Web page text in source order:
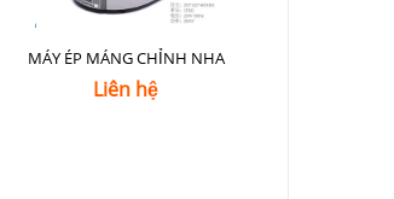
MÁY ÉP MÁNG CHỈNH NHA
Liên hệ